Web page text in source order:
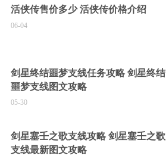
活侠传售价多少 活侠传价格介绍
06-04
剑星终结噩梦支线任务攻略 剑星终结
噩梦支线图文攻略
05-30
剑星塞壬之歌支线攻略 剑星塞壬之歌
支线最新图文攻略